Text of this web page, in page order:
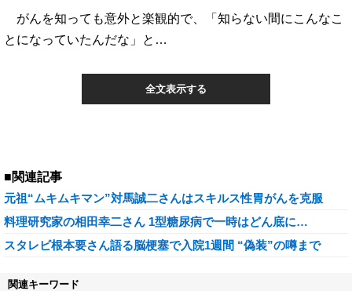
がんを知っても意外と楽観的で、「知らない間にこんなこ
とになっていたんだな」と…
全文表示する
■関連記事
元祖“ムキムキマン”対馬誠二さんはスキルス性胃がんを克服
料理研究家の相田幸二さん 1型糖尿病で一時はどん底に…
スタレビ根本要さん語る脳梗塞で入院1週間 “偽装”の噂まで
関連キーワード